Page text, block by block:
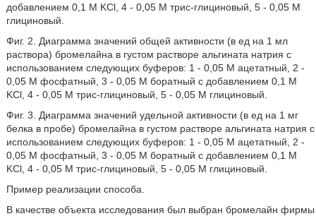
добавлением 0,1 М KСl, 4 - 0,05 М трис-глициновый, 5 - 0,05 М
глициновый.
Фиг. 2. Диаграмма значений общей активности (в ед на 1 мл
раствора) бромелайна в густом растворе альгината натрия с
использованием следующих буферов: 1 - 0,05 М ацетатный, 2 -
0,05 М фосфатный, 3 - 0,05 М боратный с добавлением 0,1 М
KСl, 4 - 0,05 М трис-глициновый, 5 - 0,05 М глициновый.
Фиг. 3. Диаграмма значений удельной активности (в ед на 1 мг
белка в пробе) бромелайна в густом растворе альгината натрия с
использованием следующих буферов: 1 - 0,05 М ацетатный, 2 -
0,05 М фосфатный, 3 - 0,05 М боратный с добавлением 0,1 М
KСl, 4 - 0,05 М трис-глициновый, 5 - 0,05 М глициновый.
Пример реализации способа.
В качестве объекта исследования был выбран бромелайн фирмы